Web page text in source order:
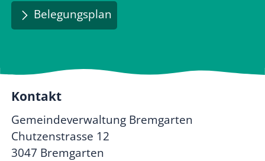
Belegungsplan
Kontakt
Gemeindeverwaltung Bremgarten
Chutzenstrasse 12
3047 Bremgarten